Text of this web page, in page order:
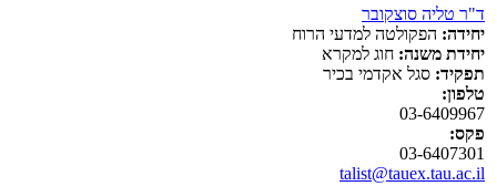
ד"ר טליה סוצקובר
יחידה: הפקולטה למדעי הרוח
יחידת משנה: חוג למקרא
תפקיד: סגל אקדמי בכיר
טלפון:
03-6409967
פקס:
03-6407301
talist@tauex.tau.ac.il